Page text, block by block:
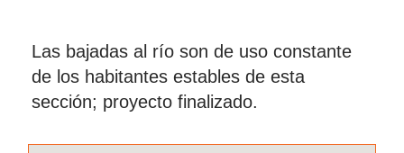
Las bajadas al río son de uso constante
de los habitantes estables de esta
sección; proyecto finalizado.